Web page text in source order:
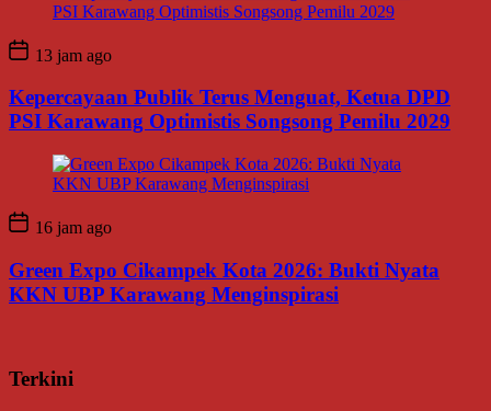
13 jam ago
Kepercayaan Publik Terus Menguat, Ketua DPD
PSI Karawang Optimistis Songsong Pemilu 2029
16 jam ago
Green Expo Cikampek Kota 2026: Bukti Nyata
KKN UBP Karawang Menginspirasi
Terkini